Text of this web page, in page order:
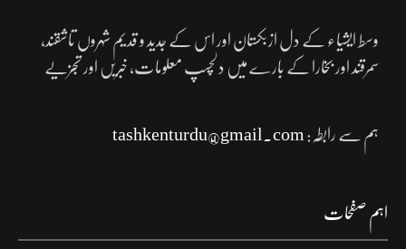
وسط ایشیاء کے دل ازبکستان اور اس کے جدید و قدیم شہروں تاشقند،
سمرقند اور بخارا کے بارے میں دلچسپ معلومات، خبریں اور تجزیے
ہم سے رابطہ: tashkenturdu@gmail.com
اہم صفحات